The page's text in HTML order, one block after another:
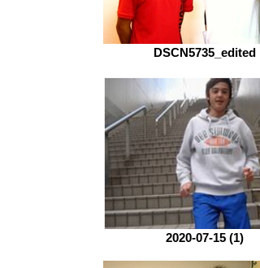
DSCN5735_edited
2020-07-15 (1)